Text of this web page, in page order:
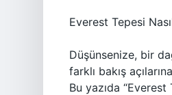
Everest Tepesi
Düşünsenize, bir
farklı bakış
Bu yazıda “Everest